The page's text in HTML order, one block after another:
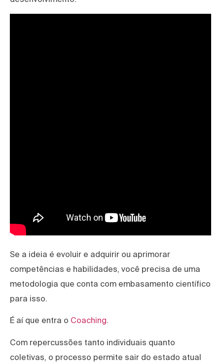
Se a ideia é evoluir e adquirir ou aprimorar
competências e habilidades, você precisa de uma
metodologia que conta com embasamento científico
para isso.
É aí que entra o Coaching.
Com repercussões tanto individuais quanto
coletivas, o processo permite sair do estado atual